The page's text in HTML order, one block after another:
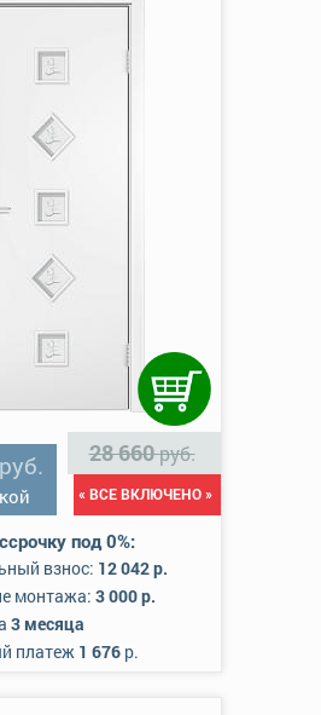
руб. 28 660руб.
« ВСЕ ВКЛЮЧЕНО »
под 0%:
взнос: 12 042 р.
монтажа: 3 000 р.
3 месяца
платеж 1 676р.